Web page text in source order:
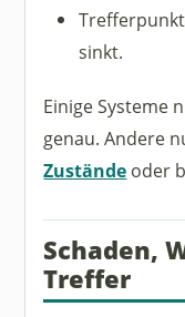
sinkt.
Einige Systeme
genau. Andere
Zustände oder
Schaden,
Treffer